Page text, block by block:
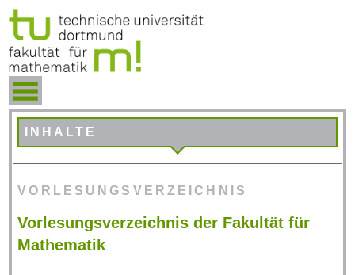
INHALTE
VORLESUNGSVERZEICHNIS
Vorlesungsverzeichnis der Fakultät für
Mathematik